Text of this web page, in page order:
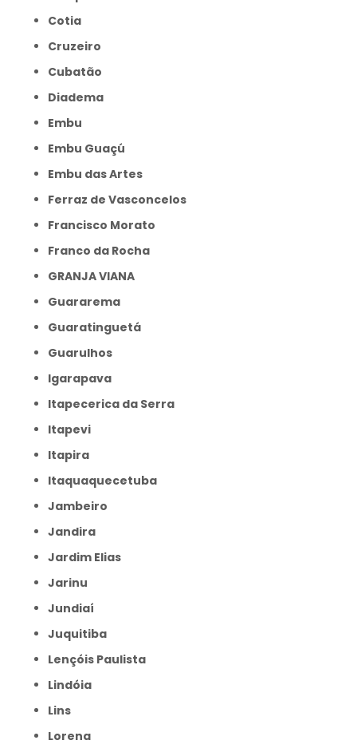
Cotia
Cruzeiro
Cubatão
Diadema
Embu
Embu Guaçú
Embu das Artes
Ferraz de Vasconcelos
Francisco Morato
Franco da Rocha
GRANJA VIANA
Guararema
Guaratinguetá
Guarulhos
Igarapava
Itapecerica da Serra
Itapevi
Itapira
Itaquaquecetuba
Jambeiro
Jandira
Jardim Elias
Jarinu
Jundiaí
Juquitiba
Lençóis Paulista
Lindóia
Lins
Lorena